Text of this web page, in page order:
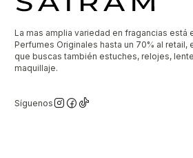
La mas amplia variedad en fragancias está
Perfumes Originales hasta un 70% al retail,
que buscas también estuches, relojes,
maquillaje.
Síguenos